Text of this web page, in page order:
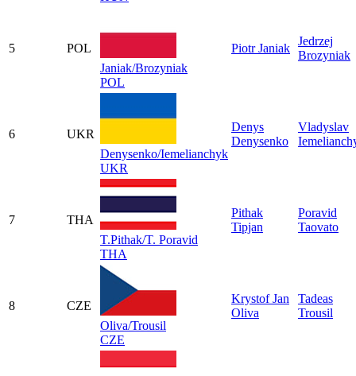
5
POL
Janiak/Brozyniak
POL
Piotr Janiak
Jedrzej
Brozyniak
6
UKR
Denysenko/Iemelianchyk
UKR
Denys
Denysenko
Vladyslav
7
THA
T.Pithak/T. Poravid
THA
Pithak
Tipjan
Poravid
Taovato
8
CZE
Oliva/Trousil
CZE
Krystof Jan
Oliva
Tadeas
Trousil